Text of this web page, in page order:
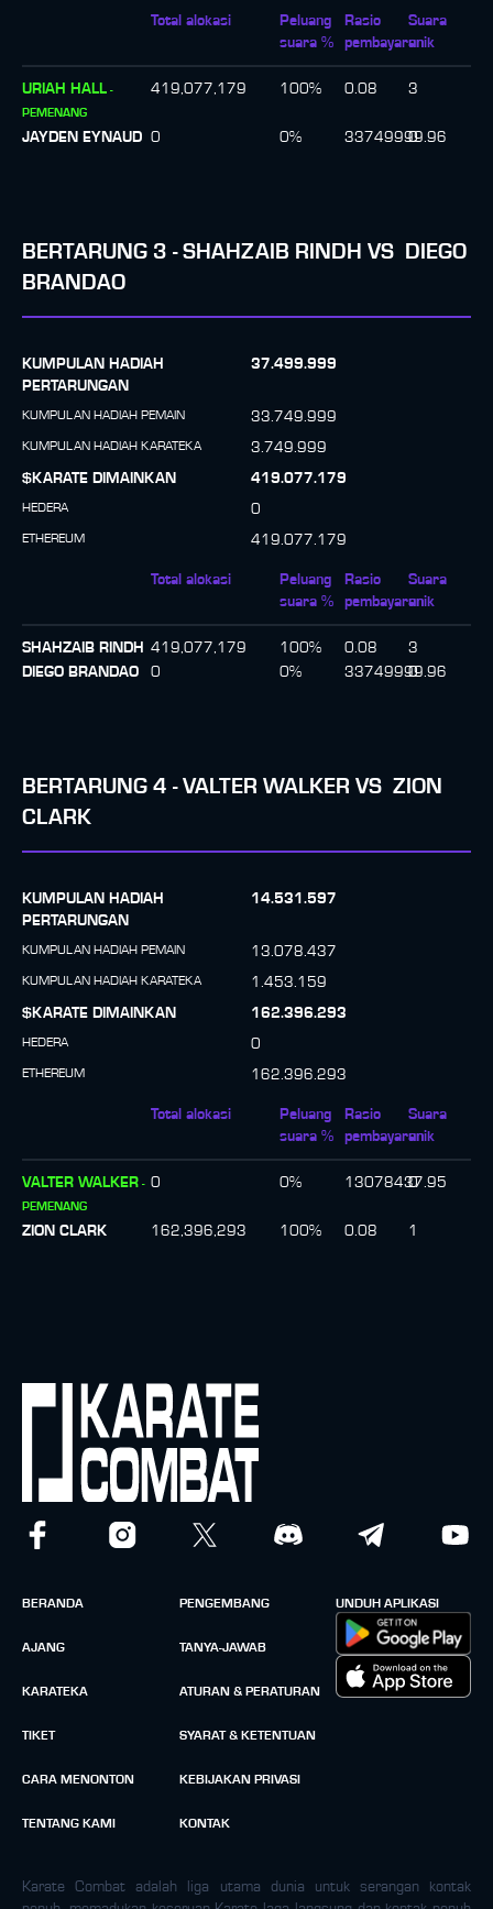
Total alokasi
Peluang
suara %
Rasio
pembayaran
Suara
unik
URIAH HALL -
PEMENANG
419,077,179 100% 0.08 3
JAYDEN EYNAUD 0 0% 33749999.96
0
BERTARUNG 3 - SHAHZAIB RINDH VS
DIEGO
BRANDAO
KUMPULAN HADIAH
PERTARUNGAN
37.499.999
KUMPULAN HADIAH PEMAIN 33.749.999
KUMPULAN HADIAH KARATEKA
3.749.999
$KARATE DIMAINKAN
419.077.179
HEDERA 0
ETHEREUM 419.077.179
Total alokasi
Peluang
suara %
Rasio
pembayaran
Suara
unik
SHAHZAIB RINDH 419,077,179 100% 0.08
3
DIEGO BRANDAO
0 0% 33749999.96
0
BERTARUNG 4 - VALTER WALKER VS ZION
CLARK
KUMPULAN HADIAH
PERTARUNGAN
14.531.597
KUMPULAN HADIAH PEMAIN 13.078.437
KUMPULAN HADIAH KARATEKA
1.453.159
$KARATE DIMAINKAN
162.396.293
HEDERA 0
ETHEREUM 162.396.293
Total alokasi
Peluang
suara %
Rasio
pembayaran
Suara
unik
VALTER WALKER -
PEMENANG
0 0% 13078437.95
0
ZION CLARK 162,396,293 100% 0.08 1
BERANDA
AJANG
KARATEKA
TIKET
CARA MENONTON
TENTANG KAMI
PENGEMBANG
TANYA-JAWAB
ATURAN & PERATURAN
SYARAT & KETENTUAN
KEBIJAKAN PRIVASI
KONTAK
UNDUH APLIKASI
Karate Combat adalah liga utama dunia untuk serangan kontak